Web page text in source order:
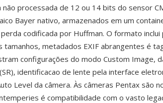
processada de 12 ou 14 bits do sensor
Bayer nativo, armazenados em um
codificada por Huffman. O formato
tamanhos, metadados EXIF abrangentes é
configurações do modo Custom Image,
identificacao de lente pela interface
Level da câmera. Às câmeras Pentax são
é compatibilidade com o vasto